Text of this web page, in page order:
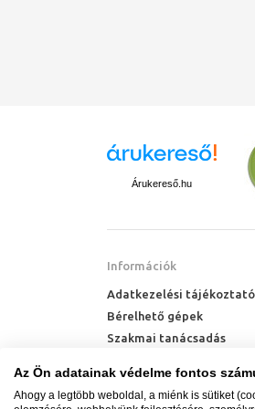
Árukereső.hu
Információk
Adatkezelési tájékoztató
Bérelhető gépek
Szakmai tanácsadás
Hőszivattyú kalkulátor
Az Ön adatainak védelme fontos
Ahogy a legtöbb weboldal, a miénk is sütiket